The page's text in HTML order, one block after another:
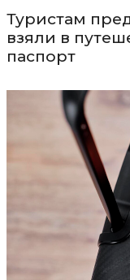
Туристам
взяли в
паспорт